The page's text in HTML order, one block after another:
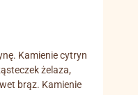
Kamienie cytryn
żelaza,
brąz. Kamienie